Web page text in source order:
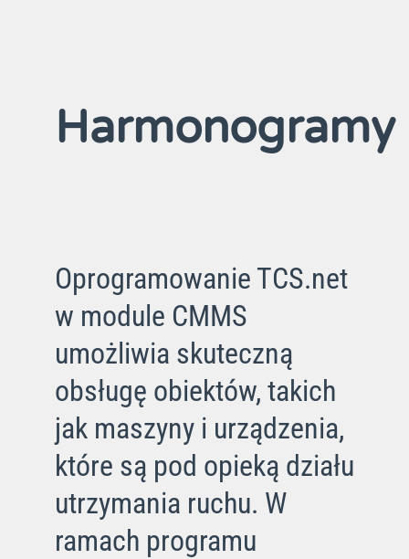
Harmonogramy
Oprogramowanie TCS.net
w module CMMS
umożliwia skuteczną
obsługę obiektów, takich
jak maszyny i urządzenia,
które są pod opieką działu
utrzymania ruchu. W
ramach programu